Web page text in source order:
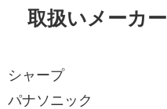
取扱いメーカー
シャープ
パナソニック